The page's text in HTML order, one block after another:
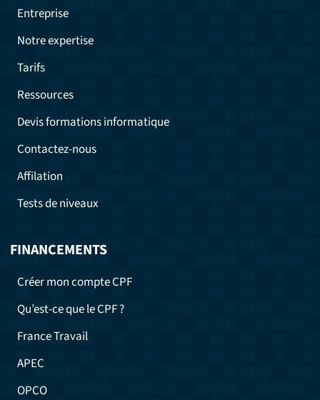
Entreprise
Notre expertise
Tarifs
Ressources
Devis formations informatique
Contactez-nous
Affilation
Tests de niveaux
FINANCEMENTS
Créer mon compte CPF
Qu’est-ce que le CPF ?
France Travail
APEC
OPCO